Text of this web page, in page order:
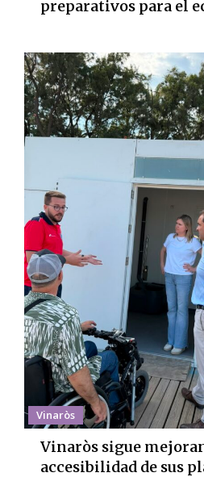
preparativos para el
Vinaròs
Vinaròs sigue
accesibilidad de sus